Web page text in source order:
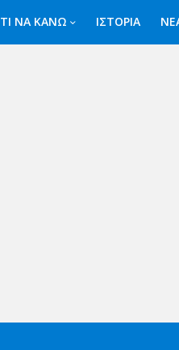
ΤΙ ΝΑ ΚΑΝΩ ΙΣΤΟΡΙΑ